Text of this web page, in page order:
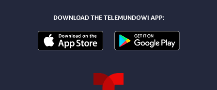
DOWNLOAD THE TELEMUNDOWI APP: